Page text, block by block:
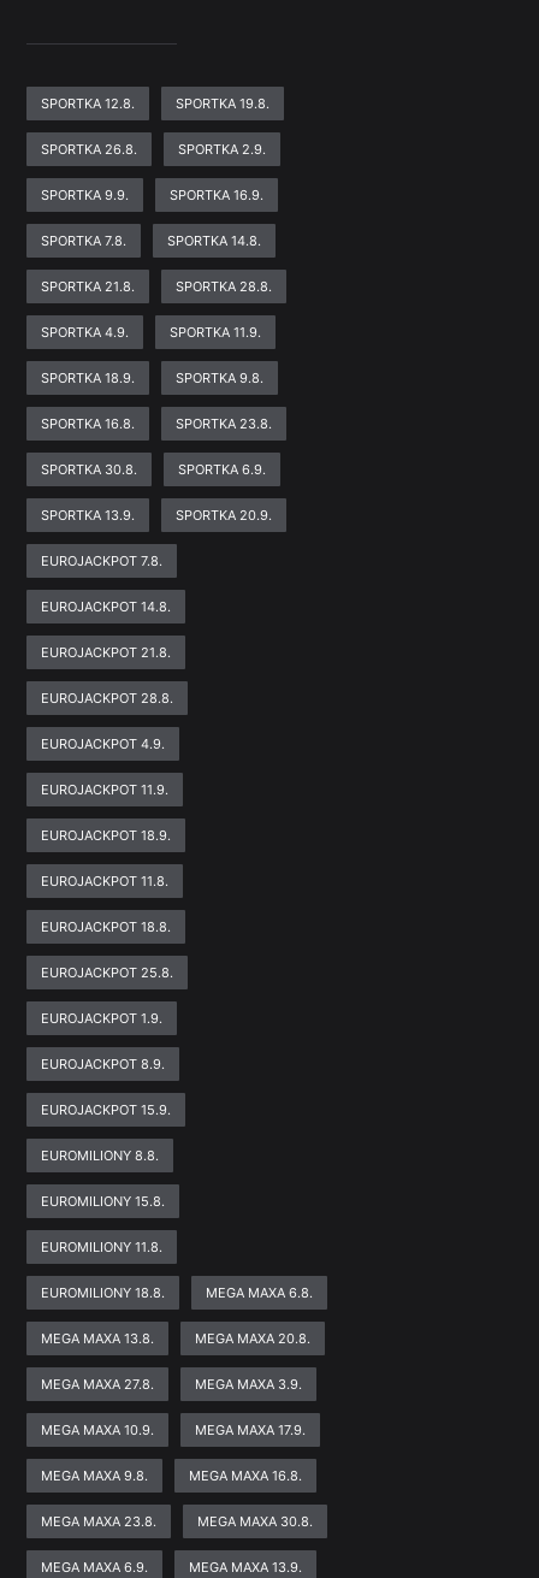
SPORTKA 12.8. SPORTKA 19.8.
SPORTKA 26.8. SPORTKA 2.9.
SPORTKA 9.9. SPORTKA 16.9.
SPORTKA 7.8. SPORTKA 14.8.
SPORTKA 21.8. SPORTKA 28.8.
SPORTKA 4.9. SPORTKA 11.9.
SPORTKA 18.9. SPORTKA 9.8.
SPORTKA 16.8. SPORTKA 23.8.
SPORTKA 30.8. SPORTKA 6.9.
SPORTKA 13.9. SPORTKA 20.9.
EUROJACKPOT 7.8.
EUROJACKPOT 14.8.
EUROJACKPOT 21.8.
EUROJACKPOT 28.8.
EUROJACKPOT 4.9.
EUROJACKPOT 11.9.
EUROJACKPOT 18.9.
EUROJACKPOT 11.8.
EUROJACKPOT 18.8.
EUROJACKPOT 25.8.
EUROJACKPOT 1.9.
EUROJACKPOT 8.9.
EUROJACKPOT 15.9.
EUROMILIONY 8.8.
EUROMILIONY 15.8.
EUROMILIONY 11.8.
EUROMILIONY 18.8. MEGA MAXA 6.8.
MEGA MAXA 13.8. MEGA MAXA 20.8.
MEGA MAXA 27.8. MEGA MAXA 3.9.
MEGA MAXA 10.9. MEGA MAXA 17.9.
MEGA MAXA 9.8. MEGA MAXA 16.8.
MEGA MAXA 23.8. MEGA MAXA 30.8.
MEGA MAXA 6.9. MEGA MAXA 13.9.